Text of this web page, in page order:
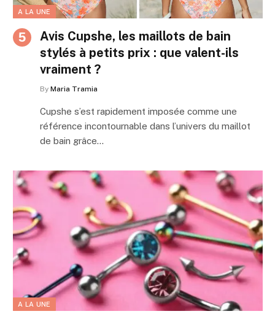
A LA UNE
Avis Cupshe, les maillots de bain
stylés à petits prix : que valent-ils
vraiment ?
By Maria Tramia
Cupshe s’est rapidement imposée comme une
référence incontournable dans l’univers du maillot
de bain grâce…
A LA UNE